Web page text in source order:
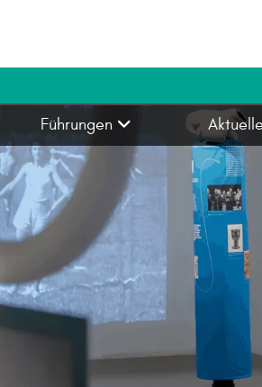
Führungen